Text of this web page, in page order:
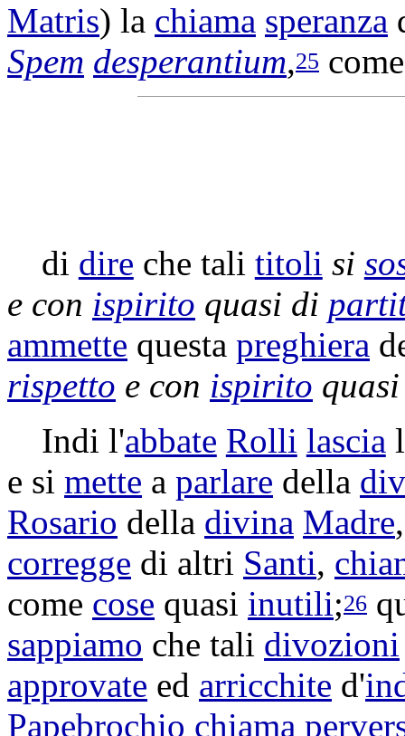
Matris) la chiama speranza
Spem desperantium,25
di dire che tali titoli si
e con ispirito quasi di
ammette questa preghiera
rispetto e con ispirito
Indi l'abbate Rolli lascia
e si mette a parlare della
Rosario della divina Madre
corregge di altri Santi,
come cose quasi inutili;26
sappiamo che tali divozioni
approvate ed arricchite d'
Papebrochio chiama